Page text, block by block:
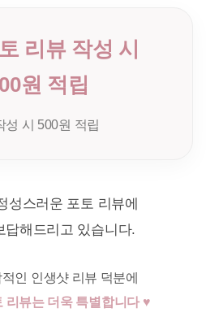
리뷰 작성 시
원 적립
성 시 500원 적립
성스러운 포토 리뷰에
답해드리고 있습니다.
인 인생샷 리뷰 덕분에
리뷰는 더욱 특별합니다 ♥